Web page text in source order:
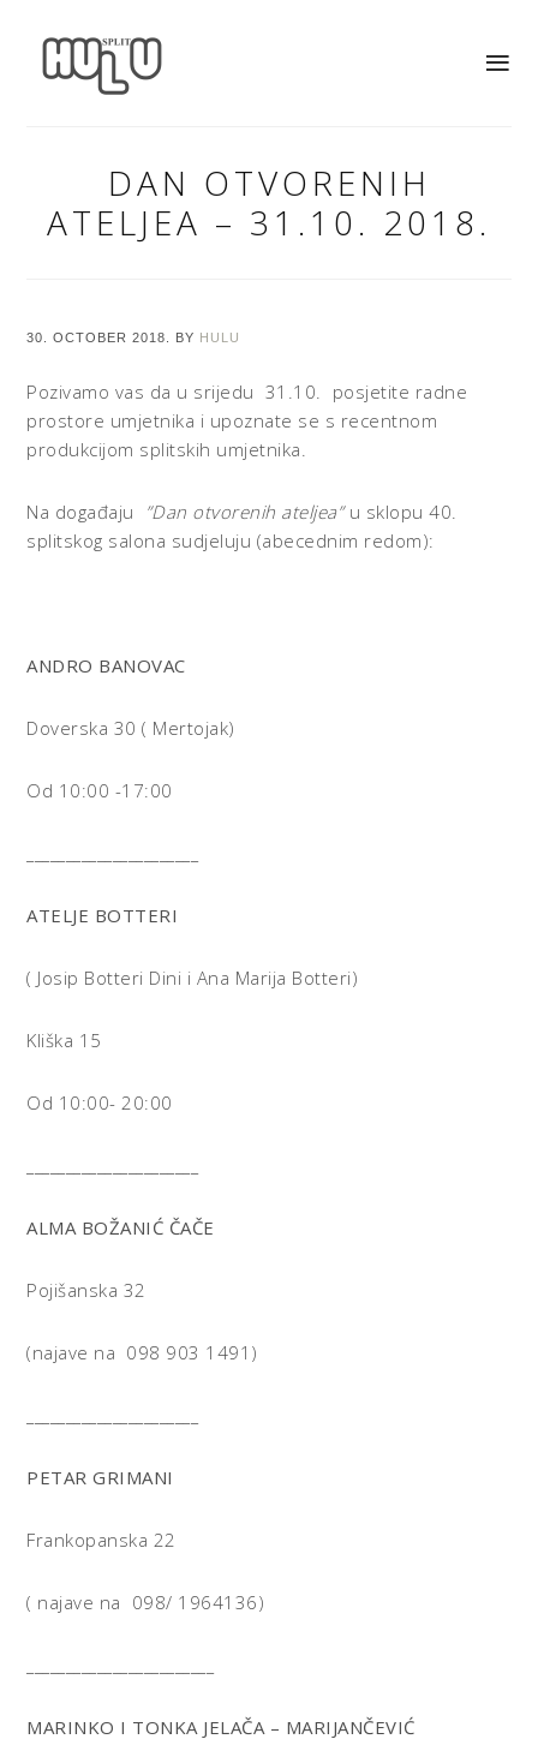
DAN OTVORENIH
ATELJEA – 31.10. 2018.
30. OCTOBER 2018. BY HULU
Pozivamo vas da u srijedu 31.10. posjetite radne
prostore umjetnika i upoznate se s recentnom
produkcijom splitskih umjetnika.
Na događaju ”Dan otvorenih ateljea”u sklopu 40.
splitskog salona sudjeluju (abecednim redom):
ANDRO BANOVAC
Doverska 30 ( Mertojak)
Od 10:00 -17:00
ATELJE BOTTERI
( Josip Botteri Dini i Ana Marija Botteri)
Kliška 15
Od 10:00- 20:00
ALMA BOŽANIĆ ČAČE
Pojišanska 32
(najave na 098 903 1491)
PETAR GRIMANI
Frankopanska 22
( najave na 098/ 1964136)
MARINKO I TONKA JELAČA – MARIJANČEVIĆ